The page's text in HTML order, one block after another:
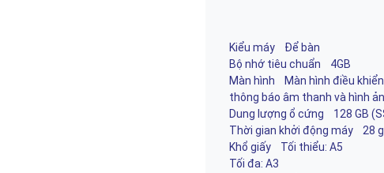
Kiểu máy Để bàn
Bộ nhớ tiêu chuẩn 4GB
Màn hình Màn hình điều
thông báo âm thanh và hình
Dung lượng ổ cứng 128 GB
Thời gian khởi động máy 28
Khổ giấy Tối thiểu: A5
Tối đa: A3